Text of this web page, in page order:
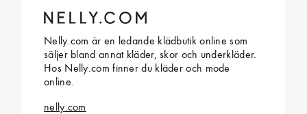
Nelly.com är en ledande klädbutik online som
säljer bland annat kläder, skor och underkläder.
Hos Nelly.com finner du kläder och mode
online.
nelly.com